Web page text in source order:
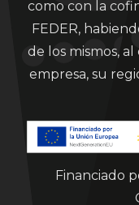
como con la
FEDER,
de los mismos,
empresa, su
Financiado